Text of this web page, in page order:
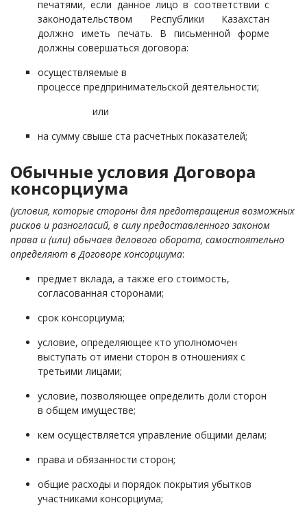
печатями,если данное лицо в соответствии с
законодательством Республики Казахстан
должно иметь печать. В письменной форме
должны совершаться договора:
осуществляемые в
процессе предпринимательской деятельности;
или
на сумму свыше ста расчетных показателей;
Обычные условия Договора
консорциума
(условия, которые стороны для предотвращения возможных
рисков и разногласий, в силу предоставленного законом
права и (или) обычаев делового оборота, самостоятельно
определяют в Договоре консорциума:
предмет вклада, а также его стоимость,
согласованная сторонами;
срок консорциума;
условие, определяющее кто уполномочен
выступать от имени сторон в отношениях с
третьими лицами;
условие, позволяющее определить доли сторон
в общем имуществе;
кем осуществляется управление общими делам;
права и обязанности сторон;
общие расходы и порядок покрытия убытков
участниками консорциума;